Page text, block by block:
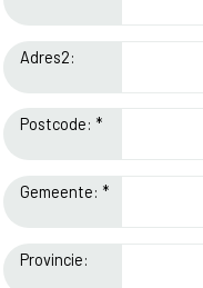
Adres2:
Postcode: *
Gemeente: *
Provincie: